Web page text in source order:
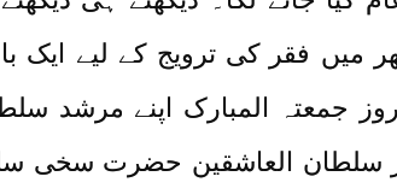
2009 ء بمطابق -3ذیقعد 1430ھ بروز
العاشقین حضرت سخی